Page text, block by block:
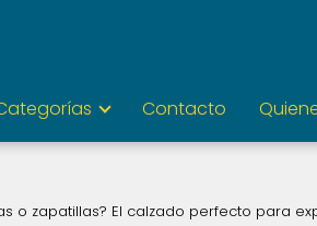
Contacto
o zapatillas? El calzado perfecto para